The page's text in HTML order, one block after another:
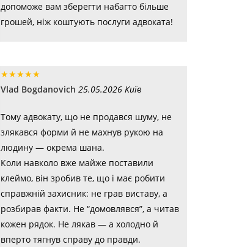
допоможе вам зберегти набагто більше
грошей, ніж коштують послуги адвоката!
★★★★★
Vlad Bogdanovich 25.05.2026 Київ
Тому адвокату, що не продався шуму, не
злякався форми й не махнув рукою на
людину — окрема шана.
Коли навколо вже майже поставили
клеймо, він зробив те, що і має робити
справжній захисник: не грав виставу, а
розбирав факти. Не “домовлявся”, а читав
кожен рядок. Не лякав — а холодно й
вперто тягнув справу до правди.